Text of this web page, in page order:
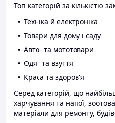
Топ категорій за кількістю
Техніка й електроніка
Товари для дому і саду
Авто- та мототовари
Одяг та взуття
Краса та здоров'я
Серед категорій, що
харчування та напої,
матеріали для ремонту,